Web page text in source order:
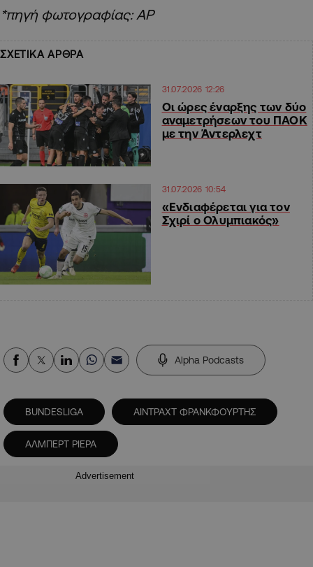
*πηγή φωτογραφίας: AP
ΣΧΕΤΙΚΑ ΑΡΘΡΑ
31.07.2026 12:26
Οι ώρες έναρξης των δύο
αναμετρήσεων του ΠΑΟΚ
με την Άντερλεχτ
31.07.2026 10:54
«Ενδιαφέρεται για τον
Σχιρί ο Ολυμπιακός»
Alpha Podcasts
BUNDESLIGA ΑΙΝΤΡΑΧΤ ΦΡΑΝΚΦΟΥΡΤΗΣ
ΑΛΜΠΕΡΤ ΡΙΕΡΑ
Advertisement